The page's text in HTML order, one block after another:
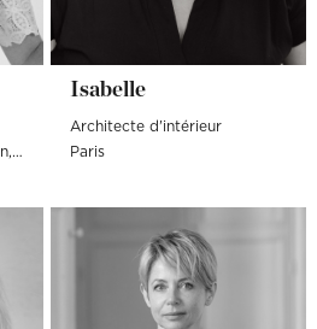
Neuilly-sur-Seine
Isabelle
Architecte d'intérieur
Paris